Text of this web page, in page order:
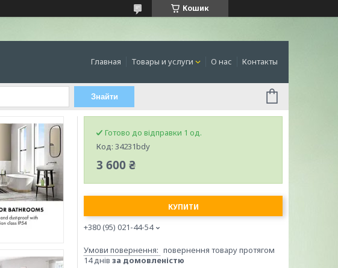
Кошик
Главная Товары и услуги О нас Контакты
Знайти
Готово до відправки 1 од.
Код: 34231bdy
3 600 ₴
КУПИТИ
+380 (95) 021-44-54
повернення товару протягом
14 днів за домовленістю